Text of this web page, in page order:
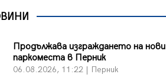
Продължава изграждането на нови
паркоместа в Перник
06.08.2026, 11:22 | Перник